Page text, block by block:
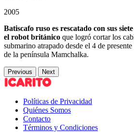
2005
Batiscafo ruso es rescatado con sus
el robot británico que logró cortar los
submarino atrapado desde el 4 de
de la península Mamchalka.
Previous Next
Políticas de Privacidad
Quiénes Somos
Contacto
Términos y Condiciones